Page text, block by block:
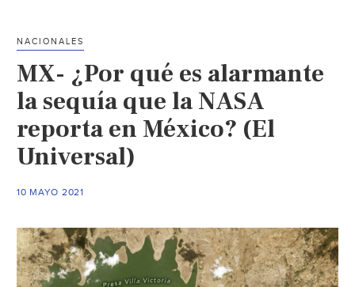
para
NACIONALES
MX- ¿Por qué es alarmante
la sequía que la NASA
reporta en México? (El
Universal)
10 MAYO 2021